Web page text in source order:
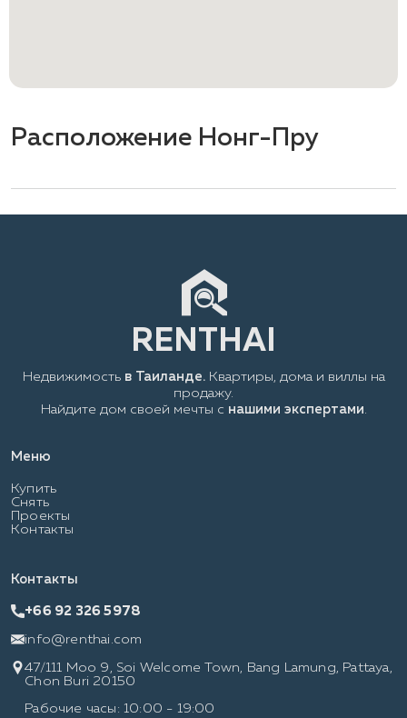
Расположение Нонг-Пру
Меню
Купить
Снять
Проекты
Контакты
Недвижимость в Таиланде.Квартиры, дома и виллы на
продажу.
Найдите дом своей мечты с нашими экспертами.
Контакты
+66 92 326 5978
info@renthai.com
47/111 Moo 9, Soi Welcome Town, Bang Lamung, Pattaya,
Chon Buri 20150
Рабочие часы: 10:00 - 19:00